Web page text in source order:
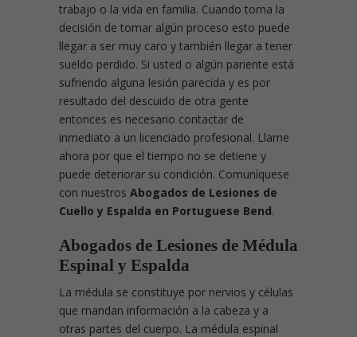
trabajo o la vida en familia. Cuando toma la
decisión de tomar algún proceso esto puede
llegar a ser muy caro y también llegar a tener
sueldo perdido. Si usted o algún pariente está
sufriendo alguna lesión parecida y es por
resultado del descuido de otra gente
entonces es necesario contactar de
inmediato a un licenciado profesional. Llame
ahora por que el tiempo no se detiene y
puede deteriorar su condición. Comuníquese
con nuestros Abogados de Lesiones de
Cuello y Espalda en Portuguese Bend.
Abogados de Lesiones de Médula
Espinal y Espalda
La médula se constituye por nervios y células
que mandan información a la cabeza y a
otras partes del cuerpo. La médula espinal